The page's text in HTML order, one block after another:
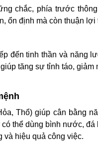
chắc, phía trước
ổn định mà còn thuận
đến tinh thần và năng
tăng sự tỉnh táo,
Thổ) giúp cân bằng
thể dùng bình nước,
và hiệu quả công việc.